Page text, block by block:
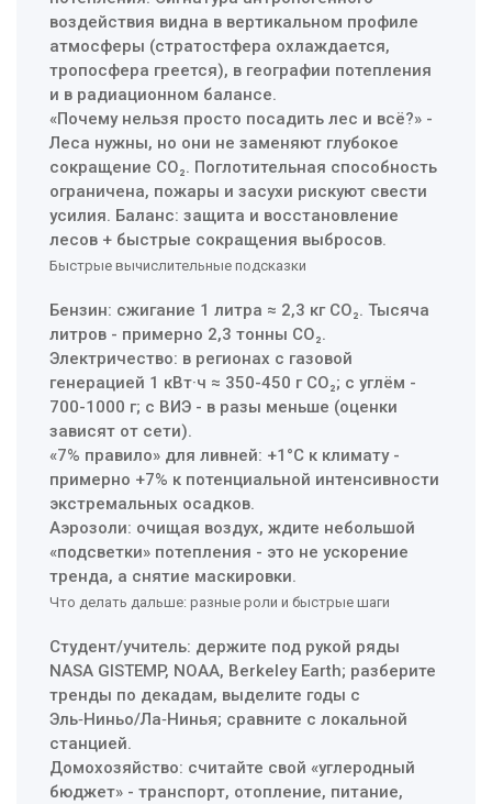
воздействия видна в вертикальном профиле
атмосферы (стратостфера охлаждается,
тропосфера греется), в географии потепления
и в радиационном балансе.
«Почему нельзя просто посадить лес и всё?» -
Леса нужны, но они не заменяют глубокое
сокращение CO₂. Поглотительная способность
ограничена, пожары и засухи рискуют свести
усилия. Баланс: защита и восстановление
лесов + быстрые сокращения выбросов.
Быстрые вычислительные подсказки
Бензин: сжигание 1 литра ≈ 2,3 кг CO₂. Тысяча
литров - примерно 2,3 тонны CO₂.
Электричество: в регионах с газовой
генерацией 1 кВт·ч ≈ 350-450 г CO₂; с углём -
700-1000 г; с ВИЭ - в разы меньше (оценки
зависят от сети).
«7% правило» для ливней: +1°C к климату -
примерно +7% к потенциальной интенсивности
экстремальных осадков.
Аэрозоли: очищая воздух, ждите небольшой
«подсветки» потепления - это не ускорение
тренда, а снятие маскировки.
Что делать дальше: разные роли и быстрые шаги
Студент/учитель: держите под рукой ряды
NASA GISTEMP, NOAA, Berkeley Earth; разберите
тренды по декадам, выделите годы с
Эль‑Ниньо/Ла‑Нинья; сравните с локальной
станцией.
Домохозяйство: считайте свой «углеродный
бюджет» - транспорт, отопление, питание,